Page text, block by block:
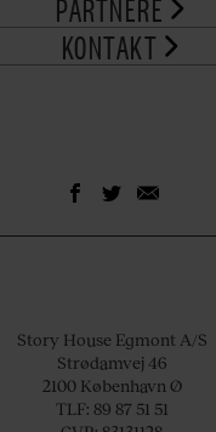
KONTAKT
Story House Egmont A/S
Strødamvej 46
2100 København Ø
TLF: 89 87 51 51